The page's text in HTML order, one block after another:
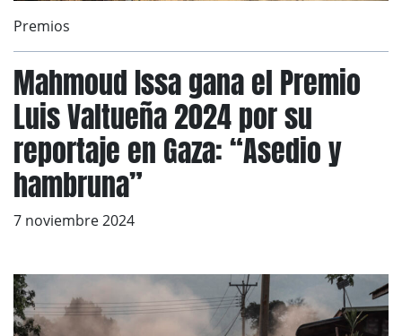
Premios
Mahmoud Issa gana el Premio
Luis Valtueña 2024 por su
reportaje en Gaza: “Asedio y
hambruna”
7 noviembre 2024